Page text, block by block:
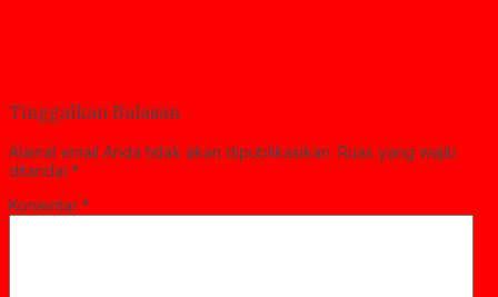
Tinggalkan Balasan
Alamat email Anda tidak akan dipublikasikan. Ruas yang wajib
ditandai *
Komentar *